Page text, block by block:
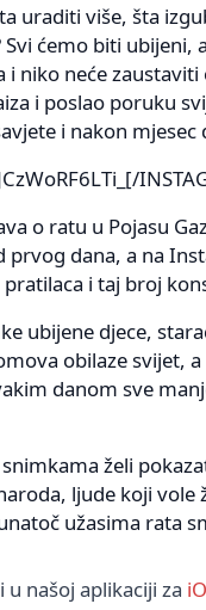
uraditi više, šta
Svi ćemo biti ubijeni,
i niko neće zaustaviti
i poslao poruku
i nakon mjesec
o ratu u Pojasu
prvog dana, a na
i taj broj
ubijene djece,
obilaze svijet,
danom sve
želi
ljude koji vole
užasima rata
u našoj aplikaciji za